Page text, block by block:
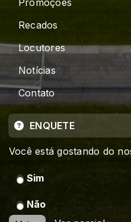
Promoções
Recados
Locutores
Notícias
Contato
ENQUETE
Você está gostando do
Sim
Não